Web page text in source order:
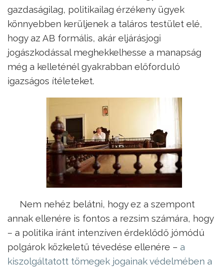
gazdaságilag, politikailag érzékeny ügyek
könnyebben kerüljenek a taláros testület elé,
hogy az AB formális, akár eljárásjogi
jogászkodással meghekkelhesse a manapság
még a kelleténél gyakrabban előforduló
igazságos ítéleteket.
Nem nehéz belátni, hogy ez a szempont
annak ellenére is fontos a rezsim számára, hogy
– a politika iránt intenzíven érdeklődő jómódú
polgárok közkeletű tévedése ellenére – a
kiszolgáltatott tömegek jogainak védelmében a